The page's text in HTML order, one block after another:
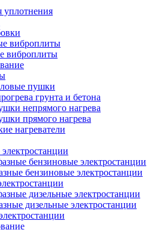
уплотнения
виброплиты
виброплиты
пушки
грунта и бетона
непрямого нагрева
прямого нагрева
нагреватели
бензиновые электростанции
бензиновые электростанции
дизельные электростанции
дизельные электростанции